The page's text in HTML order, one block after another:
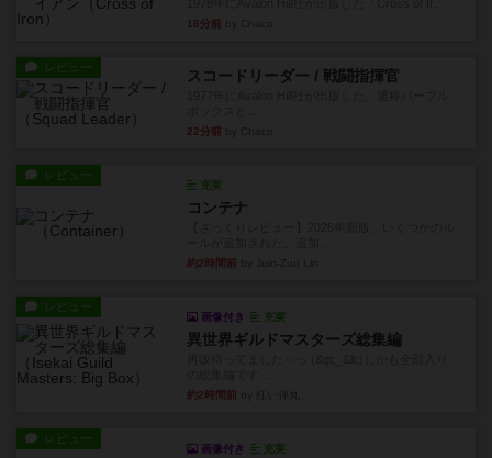
16分前
レビュー スコードリーダー / 戦闘指揮官
22分前
レビュー
充実
コンテナ
約2時間前
レビュー
画像付き 充実
異世界ギルドマスターズ総集編
約2時間前
レビュー
画像付き 充実